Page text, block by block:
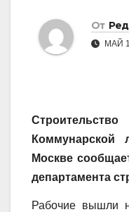
От
МАЙ
Коммунарской
Москве
департамента
Рабочие вышли